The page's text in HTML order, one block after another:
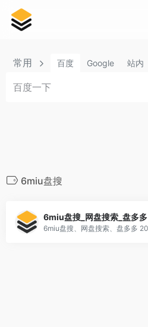
常用 百度 Google 站内
6miu盘搜
6miu盘搜_网盘搜索_盘多多